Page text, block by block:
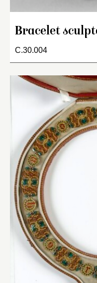
Bracelet
C.30.004